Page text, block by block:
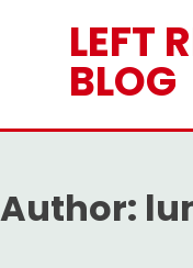
LEFT
BLOG
Author: